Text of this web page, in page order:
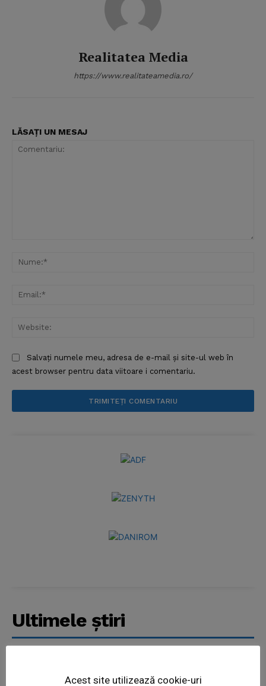
Realitatea Media
https://www.realitateamedia.ro/
LĂSAȚI UN MESAJ
Salvați numele meu, adresa de e-mail și site-ul web în
acest browser pentru data viitoare i comentariu.
Ultimele ştiri
Acest site utilizează cookie-uri